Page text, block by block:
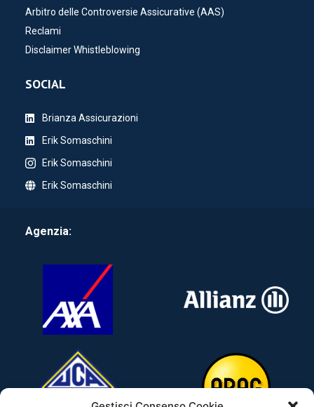
Arbitro delle Controversie Assicurative (AAS)
Reclami
Disclaimer Whistleblowing
SOCIAL
Brianza Assicurazioni
Erik Somaschini
Erik Somaschini
Erik Somaschini
Agenzia: